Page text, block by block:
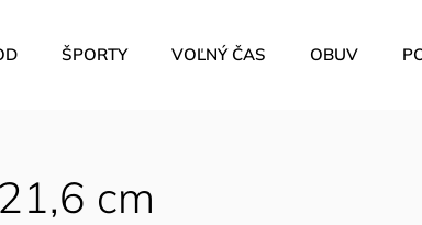
ŠPORTY VOĽNÝ ČAS OBUV
cm